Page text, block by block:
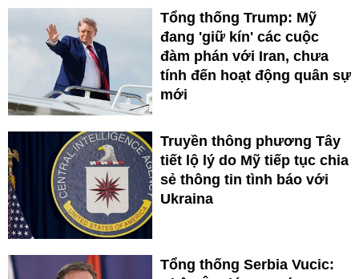
Tổng thống Trump: Mỹ
đang 'giữ kín' các cuộc
đàm phán với Iran, chưa
tính đến hoạt động quân sự
mới
Truyền thông phương Tây
tiết lộ lý do Mỹ tiếp tục chia
sẻ thông tin tình báo với
Ukraina
Tổng thống Serbia Vucic: